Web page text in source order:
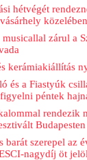
hétvégét
közelében
zárul a
kerámiakiállítás
és a Fiastyúk
péntek
rendezik
Budapesten
barát szerepel az
nagydíj öt